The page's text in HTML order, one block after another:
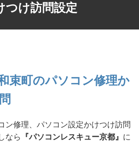
つけ訪問設定
束町のパソコン修理か
ン修理、パソコン設定かけつけ訪問
なら
『パソコンレスキュー京都』 に